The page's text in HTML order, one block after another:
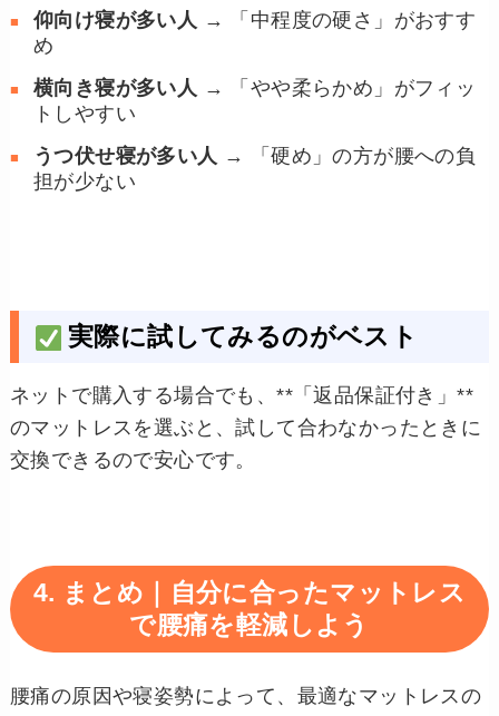
仰向け寝が多い人 → 「中程度の硬さ」がおすす
め
横向き寝が多い人 → 「やや柔らかめ」がフィッ
トしやすい
うつ伏せ寝が多い人 → 「硬め」の方が腰への負
担が少ない
実際に試してみるのがベスト
ネットで購入する場合でも、**「返品保証付き」**
のマットレスを選ぶと、試して合わなかったときに
交換できるので安心です。
4. まとめ｜自分に合ったマットレス
で腰痛を軽減しよう
腰痛の原因や寝姿勢によって、最適なマットレスの